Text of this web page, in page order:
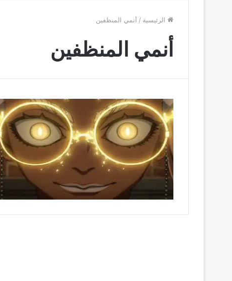
الرئيسية / أنمي المنظفين
أنمي المنظفين